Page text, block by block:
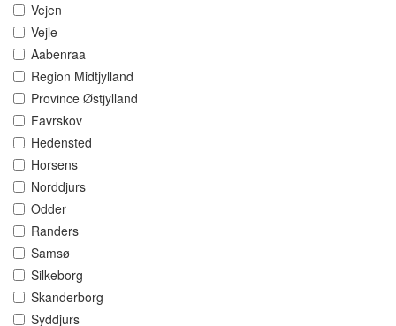
Vejen
Vejle
Aabenraa
Region Midtjylland
Province Østjylland
Favrskov
Hedensted
Horsens
Norddjurs
Odder
Randers
Samsø
Silkeborg
Skanderborg
Syddjurs